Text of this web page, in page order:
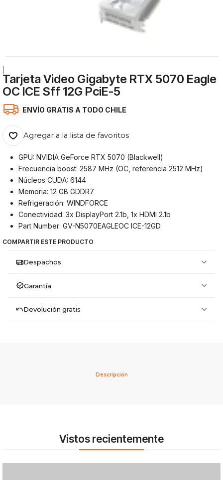
Tarjeta Video Gigabyte RTX 5070 Eagle
OC ICE Sff 12G PciE-5
ENVÍO GRATIS A TODO CHILE
Agregar a la lista de favoritos
GPU: NVIDIA GeForce RTX 5070 (Blackwell)
Frecuencia boost: 2587 MHz (OC, referencia 2512 MHz)
Núcleos CUDA: 6144
Memoria: 12 GB GDDR7
Refrigeración: WINDFORCE
Conectividad: 3x DisplayPort 2.1b, 1x HDMI 2.1b
Part Number: GV-N5070EAGLEOC ICE-12GD
COMPARTIR ESTE PRODUCTO
Despachos
Garantía
Devolución gratis
Descripción
Vistos recientemente